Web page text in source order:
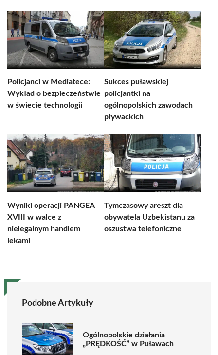
Policjanci w Mediatece:
Wykład o bezpieczeństwie
w świecie technologii
Sukces puławskiej
policjantki na
ogólnopolskich zawodach
pływackich
Wyniki operacji PANGEA
XVIII w walce z
nielegalnym handlem
lekami
Tymczasowy areszt dla
obywatela Uzbekistanu za
oszustwa telefoniczne
Podobne Artykuły
Ogólnopolskie działania
„PRĘDKOŚĆ” w Puławach